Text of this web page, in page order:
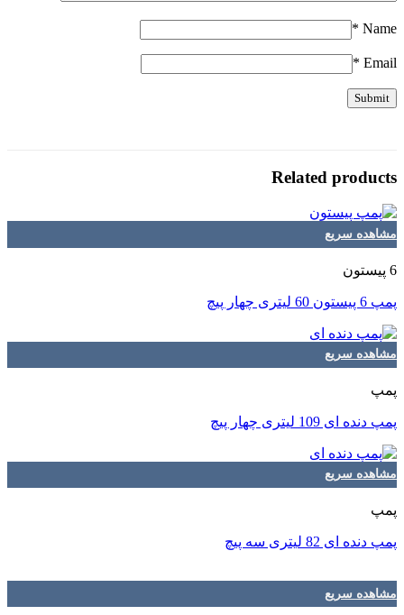
Name
*
Email
*
Related products
مشاهده سریع
6 پیستون
پمپ 6 پیستون 60 لیتری چهار پیچ
مشاهده سریع
پمپ
پمپ دنده ای 109 لیتری چهار پیچ
مشاهده سریع
پمپ
پمپ دنده ای 82 لیتری سه پیچ
مشاهده سریع